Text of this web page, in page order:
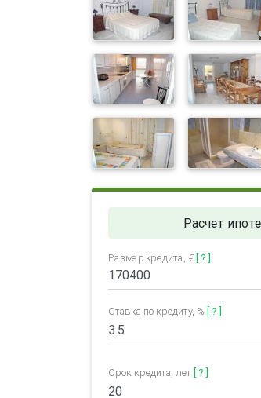
Расчет
Размер кредита, € [ ? ]
Ставка по кредиту, % [ ? ]
Срок кредита, лет [ ? ]